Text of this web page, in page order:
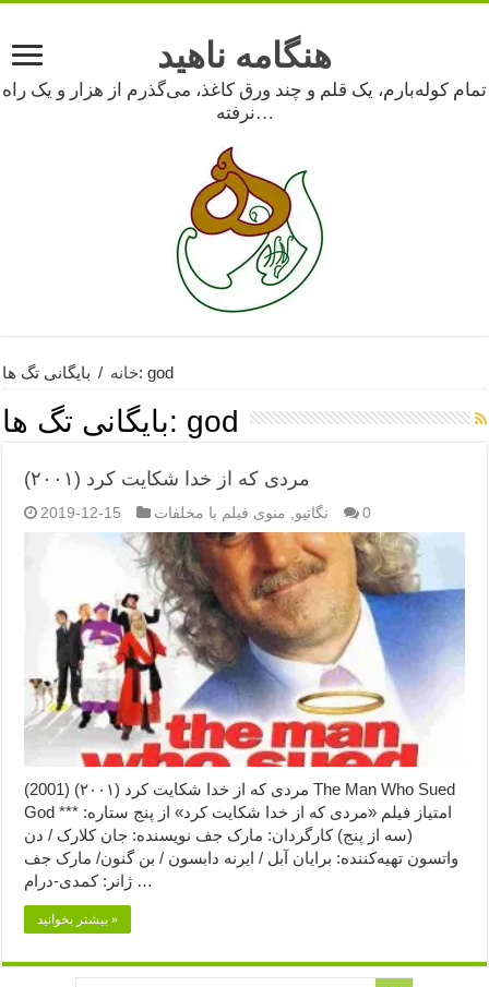
هنگامه ناهید
تمام کوله‌بارم، یک قلم و چند ورق کاغذ، می‌گذرم از هزار و یک راه
نرفته…
خانه / بایگانی تگ ها: god
بایگانی تگ ها: god
مردی که از خدا شکایت کرد (۲۰۰۱)
2019-12-15 نگاتیو منوی فیلم با مخلفات 0
مردی که از خدا شکایت کرد (۲۰۰۱) (2001) The Man Who Sued
God امتیاز فیلم «مردی که از خدا شکایت کرد» از پنج ستاره: ***
(سه از پنج) کارگردان: مارک جف نویسنده: جان کلارک / دن
واتسون تهیه‌کننده: برایان آبل / ایرنه دابسون / بن گنون/ مارک جف
ژانر: کمدی-درام …
بیشتر بخوانید »